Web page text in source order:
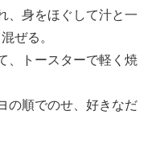
、身をほぐして汁と一
ぜる。
、トースターで軽く焼
の順でのせ、好きなだ